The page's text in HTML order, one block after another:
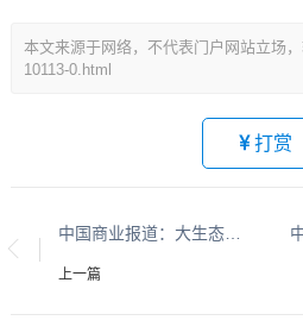
本文来源于网络，不代表门户网站立场
10113-0.html
打赏
中国商业报道：大生态系列报道：贵州大生态系列报道之二十五​​​​​​​​​​​​​​​​​​​​​​​​​​​​​​​​​​​​​​​​​​​​​​​​​​​​​​​​​​​​​​​​​​​​​​​​
上一篇